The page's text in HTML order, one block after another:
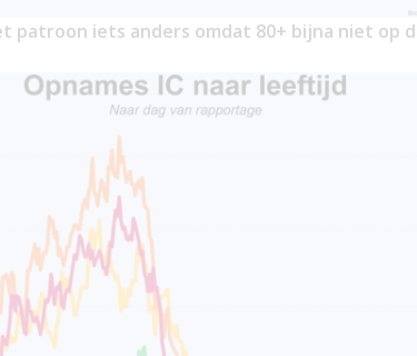
patroon iets anders omdat 80+ bijna niet op